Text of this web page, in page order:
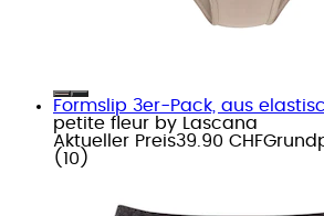
Formslip 3er-Pack, aus
petite fleur by Lascana
Aktueller Preis39.90 CHF
( 10 )